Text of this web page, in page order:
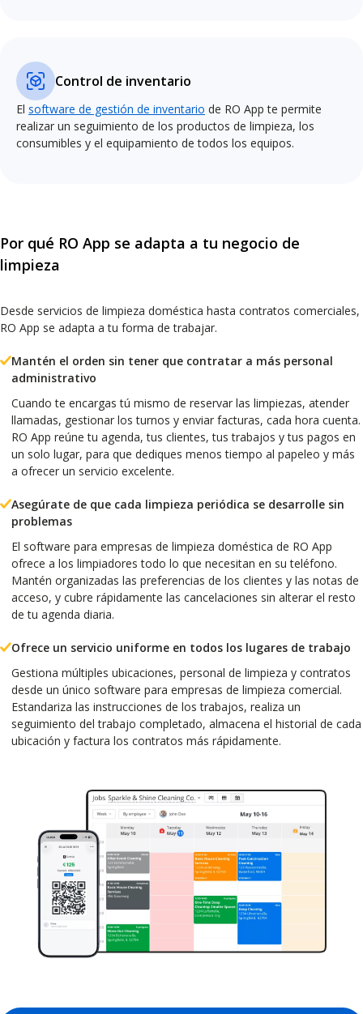
Control de inventario
El software de gestión de inventario de RO App te permite
realizar un seguimiento de los productos de limpieza, los
consumibles y el equipamiento de todos los equipos.
Por qué RO App se adapta a tu negocio de
limpieza
Desde servicios de limpieza doméstica hasta contratos comerciales,
RO App se adapta a tu forma de trabajar.
Mantén el orden sin tener que contratar a más personal
administrativo
Cuando te encargas tú mismo de reservar las limpiezas, atender
llamadas, gestionar los turnos y enviar facturas, cada hora cuenta.
RO App reúne tu agenda, tus clientes, tus trabajos y tus pagos en
un solo lugar, para que dediques menos tiempo al papeleo y más
a ofrecer un servicio excelente.
Asegúrate de que cada limpieza periódica se desarrolle sin
problemas
El software para empresas de limpieza doméstica de RO App
ofrece a los limpiadores todo lo que necesitan en su teléfono.
Mantén organizadas las preferencias de los clientes y las notas de
acceso, y cubre rápidamente las cancelaciones sin alterar el resto
de tu agenda diaria.
Ofrece un servicio uniforme en todos los lugares de trabajo
Gestiona múltiples ubicaciones, personal de limpieza y contratos
desde un único software para empresas de limpieza comercial.
Estandariza las instrucciones de los trabajos, realiza un
seguimiento del trabajo completado, almacena el historial de cada
ubicación y factura los contratos más rápidamente.